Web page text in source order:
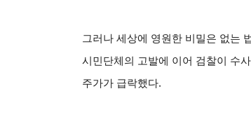
그러나 세상에 영원한 비밀은 없는
시민단체의 고발에 이어 검찰이 수
주가가 급락했다.